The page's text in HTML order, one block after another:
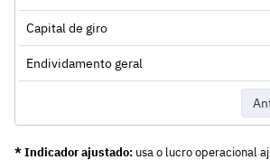
Capital de giro
Endividamento geral
* Indicador ajustado: usa o lucro operacional